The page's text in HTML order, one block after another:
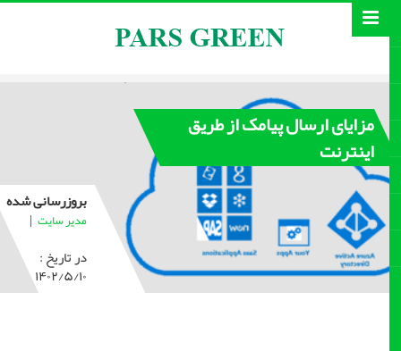
مزایای ارسال پیامک از طریق
اینترنت
بروزرسانی شده
مدیر سایت |
در تاریخ :
۱۴۰۲/۵/۱۰